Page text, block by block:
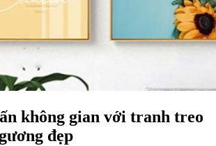
không gian với tranh treo
đẹp